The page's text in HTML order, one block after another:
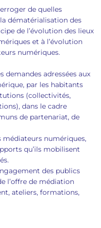
de quelles
dématérialisation des
de l’évolution des lieux
et à l’évolution
numériques.
demandes adressées aux
par les habitants
(collectivités,
dans le cadre
de partenariat, de
médiateurs numériques,
qu’ils mobilisent
des publics
l’offre de médiation
ateliers, formations,